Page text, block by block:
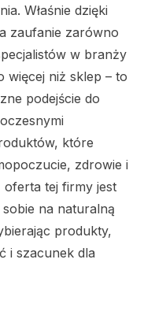
Właśnie dzięki
zaufanie zarówno
w branży
więcej niż sklep – to
podejście do
które
zdrowie i
tej firmy jest
na naturalną
produkty,
i szacunek dla